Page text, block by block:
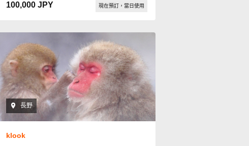
100,000 JPY 現在預訂，當日使用
長野
klook